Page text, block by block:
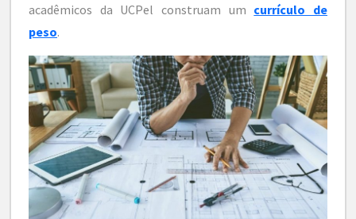
acadêmicos da UCPel construam um currículo de
peso.